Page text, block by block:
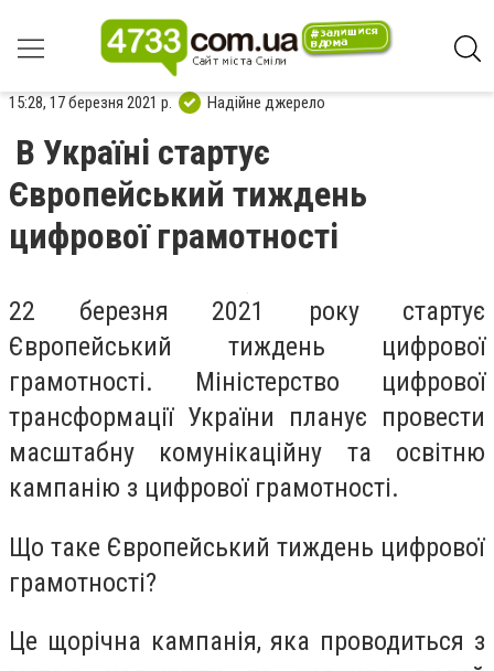
15:28, 17 березня 2021 р. Надійне джерело
В Україні стартує
Європейський тиждень
цифрової грамотності
22 березня 2021 року стартує
Європейський тиждень цифрової
грамотності. Міністерство цифрової
трансформації України планує провести
масштабну комунікаційну та освітню
кампанію з цифрової грамотності.
Що таке Європейський тиждень цифрової
грамотності?
Це щорічна кампанія, яка проводиться з